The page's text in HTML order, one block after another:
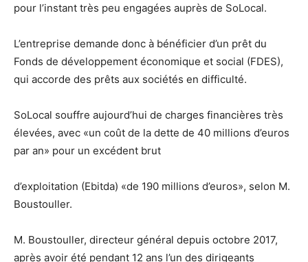
pour l’instant très peu engagées auprès de SoLocal.
L’entreprise demande donc à bénéficier d’un prêt du
Fonds de développement économique et social (FDES),
qui accorde des prêts aux sociétés en difficulté.
SoLocal souffre aujourd’hui de charges financières très
élevées, avec «un coût de la dette de 40 millions d’euros
par an» pour un excédent brut
d’exploitation (Ebitda) «de 190 millions d’euros», selon M.
Boustouller.
M. Boustouller, directeur général depuis octobre 2017,
après avoir été pendant 12 ans l’un des dirigeants